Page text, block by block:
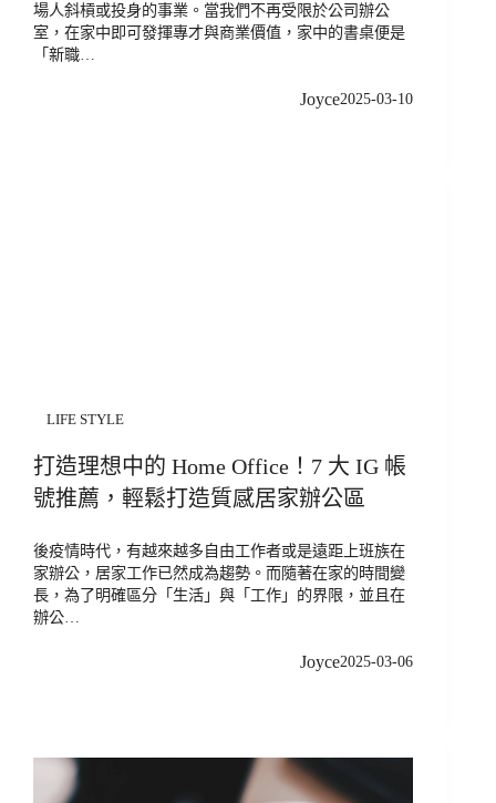
場人斜槓或投身的事業。當我們不再受限於公司辦公
室，在家中即可發揮專才與商業價值，家中的書桌便是
「新職…
Joyce2025-03-10
LIFE STYLE
打造理想中的 Home Office！7 大 IG 帳
號推薦，輕鬆打造質感居家辦公區
後疫情時代，有越來越多自由工作者或是遠距上班族在
家辦公，居家工作已然成為趨勢。而隨著在家的時間變
長，為了明確區分「生活」與「工作」的界限，並且在
辦公…
Joyce2025-03-06